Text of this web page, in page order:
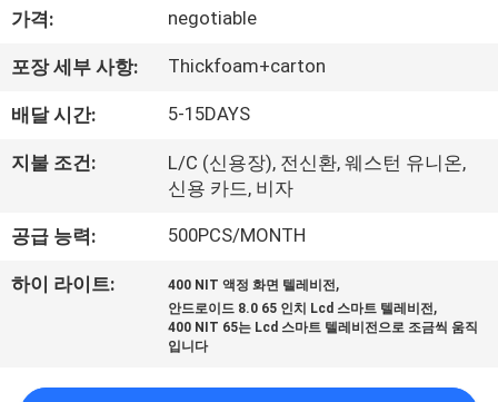
에
대
하
여
공
장
가격: negotiable
포장 세부 사항: Thickfoam+carton
배달 시간: 5-15DAYS
지불 조건:
L/C (신용장), 전신환, 웨스턴 유니온,
신용 카드, 비자
공급 능력: 500PCS/MONTH
하이 라이트: 400 NIT 액정 화면 텔레비전,
안드로이드 8.0 65 인치 Lcd 스마트 텔레비전,
400 NIT 65는 Lcd 스마트 텔레비전으로 조금씩 움직
입니다